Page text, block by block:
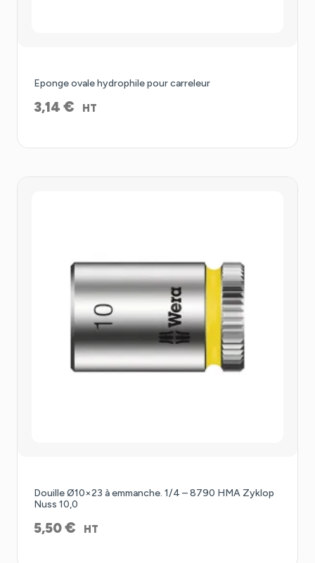
Eponge ovale hydrophile pour carreleur
3,14 € HT
Douille Ø10×23 à emmanche. 1/4 – 8790 HMA Zyklop
Nuss 10,0
5,50€ HT